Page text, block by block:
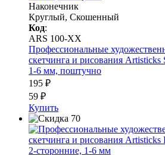
Наконечник
Круглый, Скошенный
Код:
ARS 100-XX
Профессиональные
скетчинга и рисования Artisticks
1-6 мм, поштучно
195 ₽
59 ₽
Купить